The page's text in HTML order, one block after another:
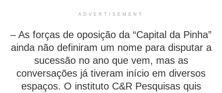
ADVERTISEMENT
– As forças de oposição da “Capital da Pinha”
ainda não definiram um nome para disputar a
sucessão no ano que vem, mas as
conversações já tiveram início em diversos
espaços. O instituto C&R Pesquisas quis